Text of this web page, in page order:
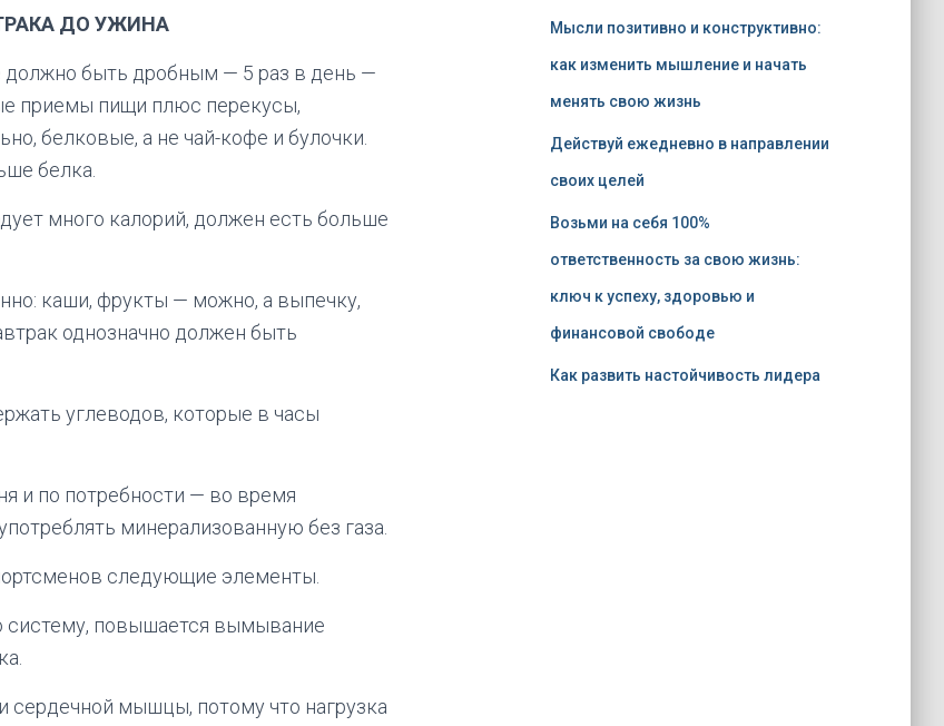
ДО УЖИНА
должно быть дробным — 5 раз в день —
приемы пищи плюс перекусы,
белковые, а не чай-кофе и булочки.
белка.
много калорий, должен есть больше
каши, фрукты — можно, а выпечку,
однозначно должен быть
углеводов, которые в часы
и по потребности — во время
минерализованную без газа.
следующие элементы.
систему, повышается вымывание
мышцы, потому что нагрузка
Мысли позитивно и конструктивно:
как изменить мышление и начать
менять свою жизнь
Действуй ежедневно в направлении
своих целей
Возьми на себя 100%
ответственность за свою жизнь:
ключ к успеху, здоровью и
финансовой свободе
Как развить настойчивость лидера